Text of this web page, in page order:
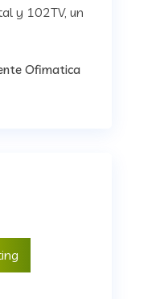
y 102TV, un
Ofimatica